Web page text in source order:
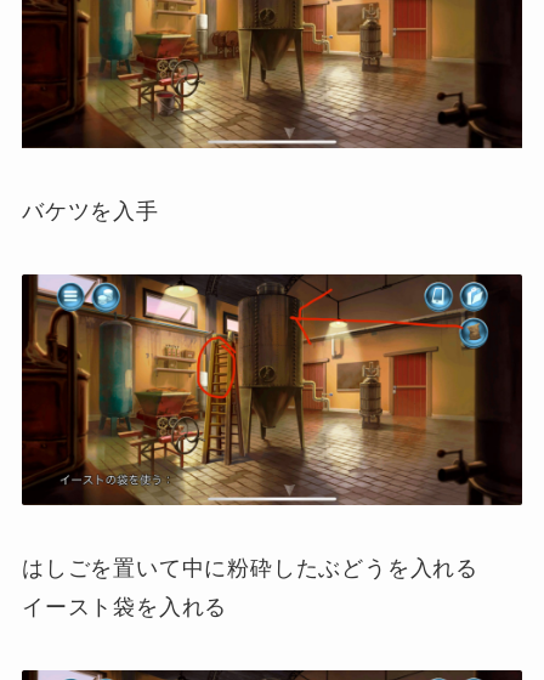
バケツを入手
はしごを置いて中に粉砕したぶどうを入れる
イースト袋を入れる